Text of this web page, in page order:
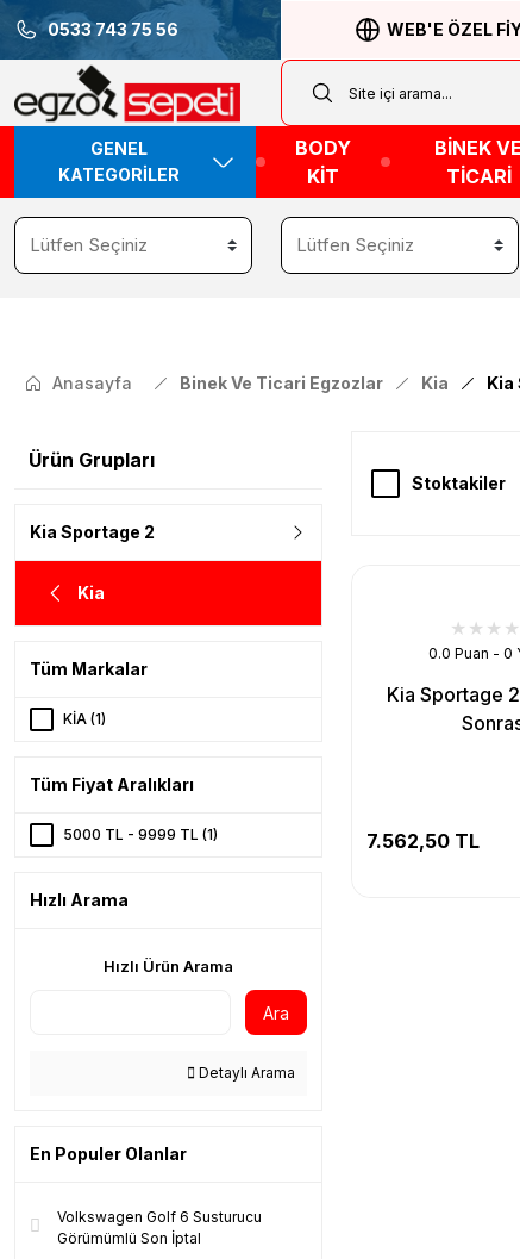
0533 743 75 56 WEB'E ÖZEL
GENEL
KATEGORİLER
BODY
KİT
BİNEK VE
TİCARİ
Anasayfa Binek Ve Ticari Egzozlar Kia Kia
Ürün Grupları
Kia Sportage 2
Kia
Tüm Markalar
KİA (1)
Tüm Fiyat Aralıkları
5000 TL - 9999 TL (1)
Hızlı Arama
Hızlı Ürün Arama
Ara
Detaylı Arama
En Populer Olanlar
Volkswagen Golf 6 Susturucu
Görümümlü Son İptal
Stoktakiler
0.0 Puan - 0
Kia Sportage
7.562,50 TL